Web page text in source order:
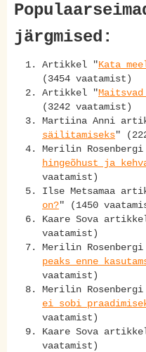
järgmised:
Artikkel "Kata
(3454 vaatamist)
Artikkel "
(3242 vaatamist)
Martiina Anni
säilitamiseks"
Merilin
hingeõhust ja
vaatamist)
Ilse Metsamaa
on?" (1450
Kaare Sova
vaatamist)
Merilin
peaks enne
vaatamist)
Merilin
ei sobi
vaatamist)
Kaare Sova
vaatamist)